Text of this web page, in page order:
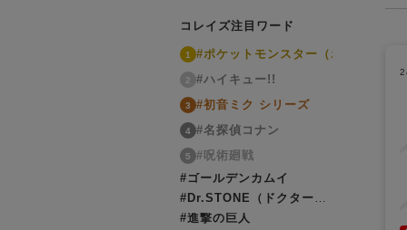
コレイズ注目ワード
1 #ポケットモンスター（ポケモン）
2 #ハイキュー!!
3 #初音ミク シリーズ
4 #名探偵コナン
5
#呪術廻戦
#ゴールデンカムイ
#Dr.STONE（ドクターストーン）
#進撃の巨人